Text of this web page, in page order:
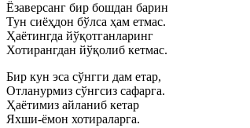
Ёзаверсанг бир бошдан барин
Тун сиёҳдон бўлса ҳам етмас.
Ҳаётингда йўқотганларинг
Хотирангдан йўқолиб кетмас.
Бир кун эса сўнгги дам етар,
Отланурмиз сўнгсиз сафарга.
Ҳаётимиз айланиб кетар
Яхши-ёмон хотираларга.